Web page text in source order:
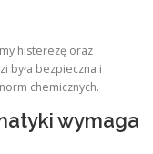
histerezę oraz
była bezpieczna i
chemicznych.
wymaga